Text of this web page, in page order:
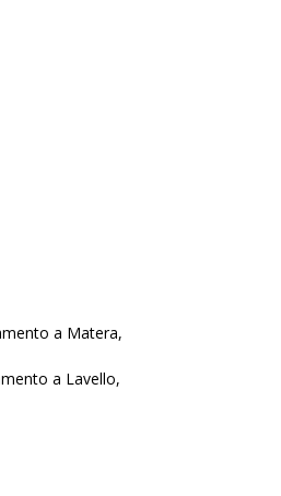
a Matera,
a Lavello,